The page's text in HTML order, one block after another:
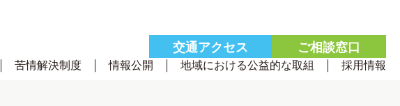
苦情解決制度 情報公開 地域における公益的な取組 採用情報
交通アクセス ご相談窓口